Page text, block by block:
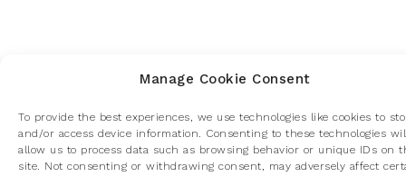
Manage Cookie Consent
To provide the best experiences, we use technologies like cookies to
and/or access device information. Consenting to these technologies
allow us to process data such as browsing behavior or unique IDs on
site. Not consenting or withdrawing consent, may adversely affect